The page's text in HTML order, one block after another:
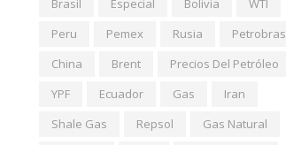
Brasil
Especial Bolivia
WTI
Peru
Pemex Rusia
Petrobras
China
Brent
Precios Del Petróleo
YPF
Ecuador Gas
Iran
Shale Gas
Repsol
Gas Natural